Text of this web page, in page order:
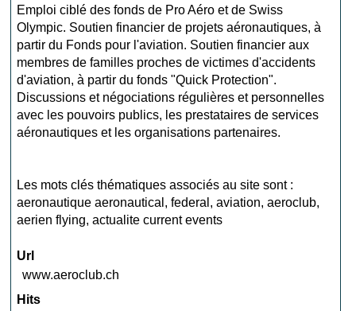
Emploi ciblé des fonds de Pro Aéro et de Swiss
Olympic. Soutien financier de projets aéronautiques, à
partir du Fonds pour l'aviation. Soutien financier aux
membres de familles proches de victimes d'accidents
d'aviation, à partir du fonds "Quick Protection".
Discussions et négociations régulières et personnelles
avec les pouvoirs publics, les prestataires de services
aéronautiques et les organisations partenaires.
Les mots clés thématiques associés au site sont :
aeronautique aeronautical ,federal ,aviation,aeroclub,
aerien flying,actualite current events
Url
www.aeroclub.ch
Hits